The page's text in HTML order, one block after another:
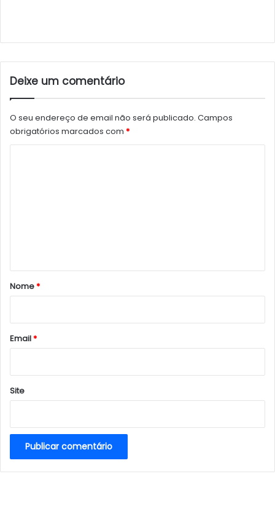
Deixe um comentário
O seu endereço de email não será publicado. Campos
obrigatórios marcados com *
r
*
Nome*
Email*
Site